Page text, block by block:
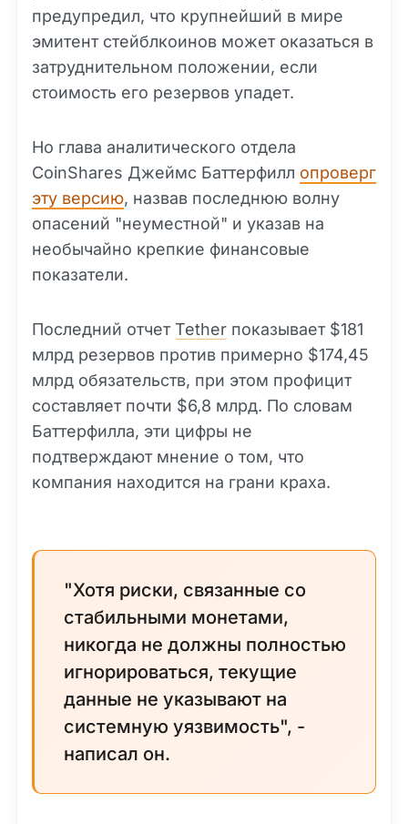
предупредил, что крупнейший в мире
эмитент стейблкоинов может оказаться в
затруднительном положении, если
стоимость его резервов упадет.
Но глава аналитического отдела
CoinShares Джеймс Баттерфилл опроверг
эту версию, назвав последнюю волну
опасений "неуместной" и указав на
необычайно крепкие финансовые
показатели.
Последний отчетTether показывает $181
млрд резервов против примерно $174,45
млрд обязательств, при этом профицит
составляет почти $6,8 млрд. По словам
Баттерфилла, эти цифры не
подтверждают мнение о том, что
компания находится на грани краха.
"Хотя риски, связанные со
стабильными монетами,
никогда не должны полностью
игнорироваться, текущие
данные не указывают на
системную уязвимость", -
написал он.